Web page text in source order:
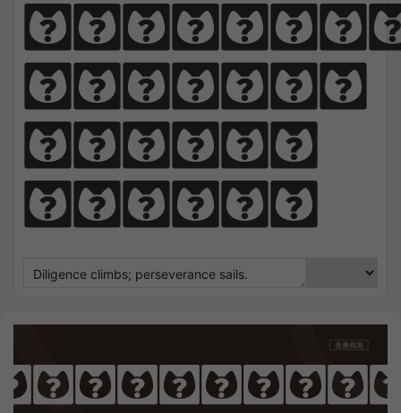
climbs;
perseve
rance
sails.